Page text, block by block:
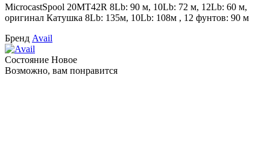
MicrocastSpool 20MT42R 8Lb: 90 м, 10Lb: 72 м, 12Lb: 60 м,
оригинал Катушка 8Lb: 135м, 10Lb: 108м , 12 фунтов: 90 м
Бренд Avail
Состояние Новое
Возможно, вам понравится